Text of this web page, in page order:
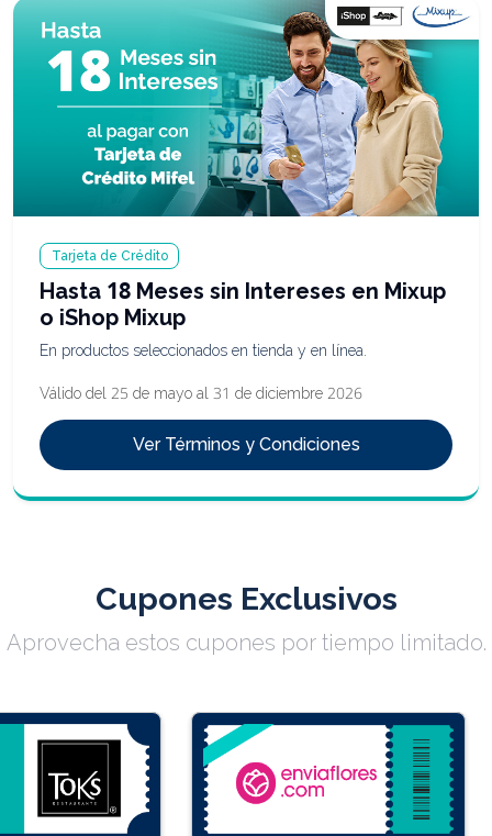
Tarjeta de Crédito
Hasta 18 Meses sin Intereses en Mixup
o iShop Mixup
En productos seleccionados en tienda y en línea.
Válido del 25 de mayo al 31 de diciembre 2026
Ver Términos y Condiciones
Cupones Exclusivos
Aprovecha estos cupones por tiempo limitado.